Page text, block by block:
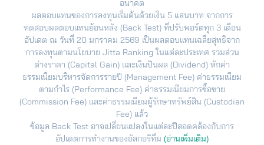
อนาคต
ผลตอบแทนของการลงทุนเริ่มต้นด้วยเงิน 5 แสนบาท จากการ
ทดสอบผลตอบแทนย้อนหลัง (Back Test) ที่ปรับพอร์ตทุก 3 เดือน
อัปเดต ณ วันที่ 20 มกราคม 2569 เป็นผลตอบแทนเฉลี่ยสุทธิจาก
การลงทุนตามนโยบาย Jitta Ranking ในแต่ละประเทศ รวมส่วน
ต่างราคา (Capital Gain) และเงินปันผล (Dividend) หักค่า
ธรรมเนียมบริหารจัดการรายปี (Management Fee) ค่าธรรมเนียม
ตามกำไร (Performance Fee) ค่าธรรมเนียมการซื้อขาย
(Commission Fee) และค่าธรรมเนียมผู้รักษาทรัพย์สิน (Custodian
Fee) แล้ว
ข้อมูล Back Test อาจเปลี่ยนแปลงในแต่ละปีสอดคล้องกับการ
อัปเดตการทำงานของอัลกอริทึม (อ่านเพิ่มเติม)